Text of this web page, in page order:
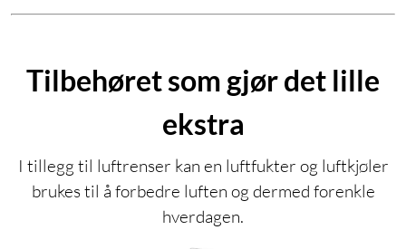
Tilbehøret som gjør det lille
ekstra
I tillegg til luftrenser kan en luftfukter og luftkjøler
brukes til å forbedre luften og dermed forenkle
hverdagen.